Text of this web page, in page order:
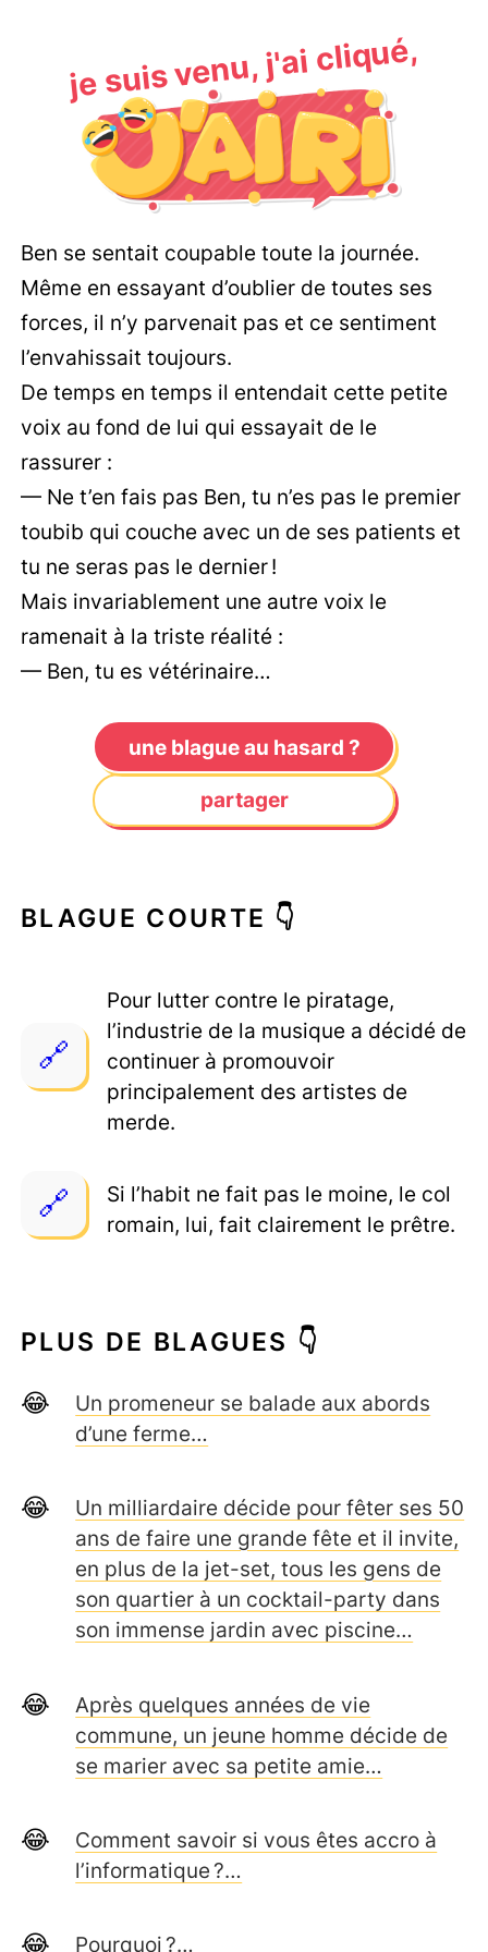
je suis venu, j'ai cliqué,
Ben se sentait coupable toute la journée.
Même en essayant d’oublier de toutes ses
forces, il n’y parvenait pas et ce sentiment
l’envahissait toujours.
De temps en temps il entendait cette petite
voix au fond de lui qui essayait de le
rassurer :
— Ne t’en fais pas Ben, tu n’es pas le premier
toubib qui couche avec un de ses patients et
tu ne seras pas le dernier !
Mais invariablement une autre voix le
ramenait à la triste réalité :
— Ben, tu es vétérinaire…
une blague au hasard ?
partager
BLAGUE COURTE 👇
Pour lutter contre le piratage,
l’industrie de la musique a décidé de
continuer à promouvoir
principalement des artistes de
merde.
Si l’habit ne fait pas le moine, le col
romain, lui, fait clairement le prêtre.
PLUS DE BLAGUES 👇
Un promeneur se balade aux abords
d’une ferme…
Un milliardaire décide pour fêter ses 50
ans de faire une grande fête et il invite,
en plus de la jet-set, tous les gens de
son quartier à un cocktail-party dans
son immense jardin avec piscine…
Après quelques années de vie
commune, un jeune homme décide de
se marier avec sa petite amie…
Comment savoir si vous êtes accro à
l’informatique ?…
Pourquoi ?…